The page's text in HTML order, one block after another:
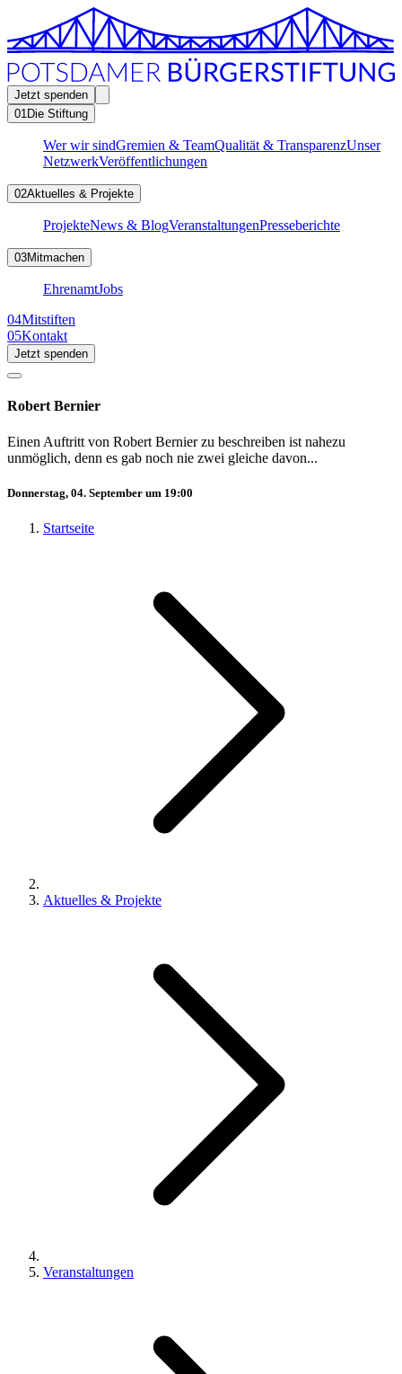
Jetzt spenden
01Die Stiftung
Wer wir sindGremien & TeamQualität & TransparenzUnser
NetzwerkVeröffentlichungen
02Aktuelles & Projekte
ProjekteNews & BlogVeranstaltungenPresseberichte
03Mitmachen
EhrenamtJobs
04Mitstiften
05Kontakt
Jetzt spenden
Robert Bernier
Einen Auftritt von Robert Bernier zu beschreiben ist nahezu
unmöglich, denn es gab noch nie zwei gleiche davon...
Donnerstag, 04. September um 19:00
Startseite
Aktuelles & Projekte
Veranstaltungen